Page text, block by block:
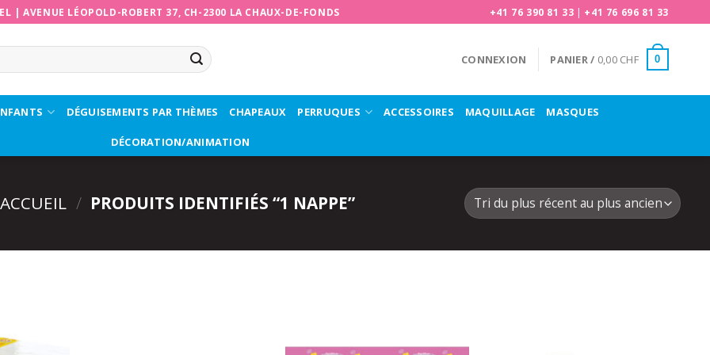
|AVENUE LÉOPOLD-ROBERT 37, CH-2300 LA CHAUX-DE-FONDS +41 76 390 81 33 | +41 76 696 81 33
CONNEXION PANIER / 0,00 CHF 0
DÉGUISEMENTS PAR THÈMES CHAPEAUX PERRUQUES ACCESSOIRES MAQUILLAGE MASQUES
DÉCORATION/ANIMATION
ACCUEIL / PRODUITS IDENTIFIÉS “1 NAPPE”